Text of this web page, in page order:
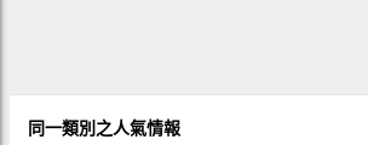
同一類別之人氣情報